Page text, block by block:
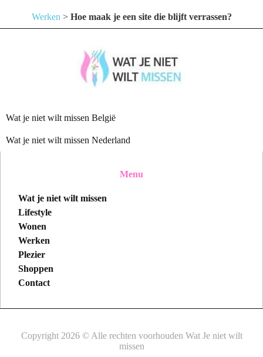
Werken > Hoe maak je een site die blijft verrassen?
Wat je niet wilt missen België
Wat je niet wilt missen Nederland
Menu
Wat je niet wilt missen
Lifestyle
Wonen
Werken
Plezier
Shoppen
Contact
Copyright 2026 © Alle rechten voorhouden Wat Je niet wilt
missen